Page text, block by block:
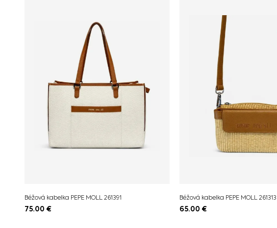
Béžová kabelka PEPE MOLL 261391
75.00 €
Béžová kabelka PEPE MOLL 261313
65.00 €